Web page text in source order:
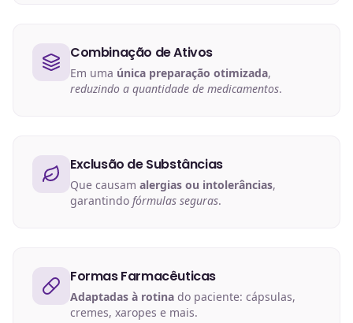
Combinação de Ativos
Em uma única preparação otimizada,
reduzindo a quantidade de medicamentos.
Exclusão de Substâncias
Que causam alergias ou intolerâncias,
garantindo fórmulas seguras.
Formas Farmacêuticas
Adaptadas à rotina do paciente: cápsulas,
cremes, xaropes e mais.